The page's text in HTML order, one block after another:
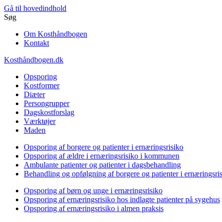
Gå til hovedindhold
Søg
Om Kosthåndbogen
Kontakt
Kosthåndbogen.dk
Opsporing
Kostformer
Diæter
Persongrupper
Dagskostforslag
Værktøjer
Maden
Opsporing af borgere og patienter i ernæringsrisiko
Opsporing af ældre i ernæringsrisiko i kommunen
Ambulante patienter og patienter i dagsbehandling
Behandling og opfølgning af borgere og patienter i
Opsporing af børn og unge i ernæringsrisiko
Opsporing af ernæringsrisiko hos indlagte patienter på sygehus
Opsporing af ernæringsrisiko i almen praksis